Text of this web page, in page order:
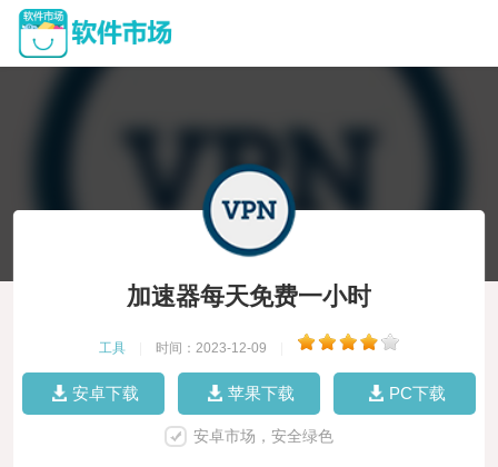
加速器每天免费一小时
工具 时间：2023-12-09
安卓下载 苹果下载 PC下载
安卓市场，安全绿色